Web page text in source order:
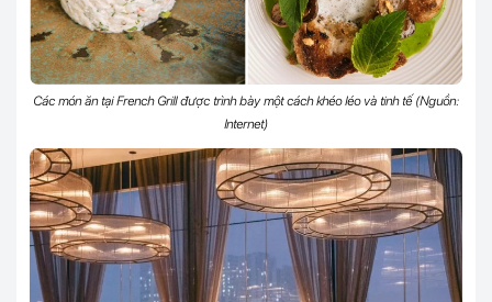
Các món ăn tại French Grill được trình bày một cách khéo léo và tinh tế (Nguồn:
Internet)